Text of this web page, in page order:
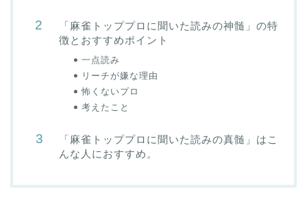
「麻雀トッププロに聞いた読みの神髄」の特
徴とおすすめポイント
一点読み
リーチが嫌な理由
怖くないプロ
考えたこと
「麻雀トッププロに聞いた読みの真髄」はこ
んな人におすすめ。